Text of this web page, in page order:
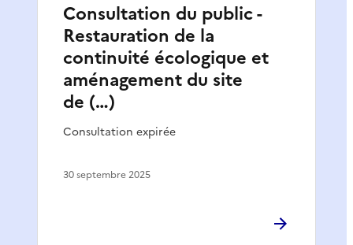
Consultation du public -
Restauration de la
continuité écologique et
aménagement du site
de (…)
Consultation expirée
30 septembre 2025